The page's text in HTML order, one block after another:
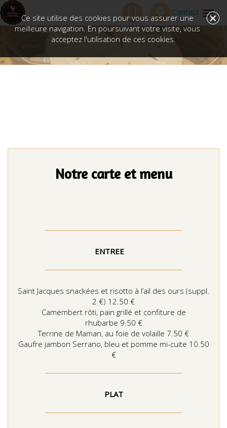
+
Ce site utilise des cookies pour vous assurer une
meilleure navigation. En poursuivant votre visite, vous
acceptez l'utilisation de ces cookies.
Contact
LE RESTAURANT
Notre carte et menu
ENTREE
Saint Jacques snackées et risotto à l’ail des ours (suppl.
2 €) 12.50 €
Camembert rôti, pain grillé et confiture de
rhubarbe 9.50 €
Terrine de Maman, au foie de volaille 7.50 €
Gaufre jambon Serrano, bleu et pomme mi-cuite 10.50
€
PLAT